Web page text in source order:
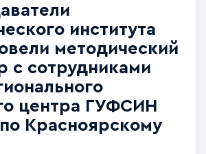
института
методический
с сотрудниками
центра ГУФСИН
Красноярскому